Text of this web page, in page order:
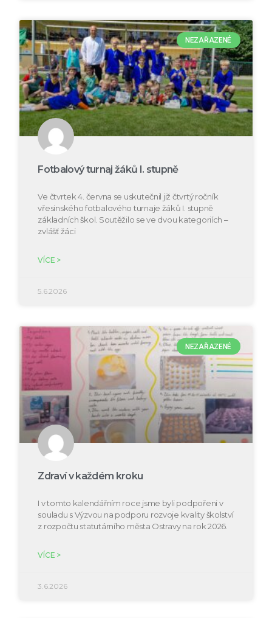
NEZAŘAZENÉ
Fotbalový turnaj žáků I. stupně
Ve čtvrtek 4. června se uskutečnil již čtvrtý ročník
vřesinského fotbalového turnaje žáků I. stupně
základních škol. Soutěžilo se ve dvou kategoriích –
zvlášť žáci
VÍCE >
5.6.2026
NEZAŘAZENÉ
Zdraví v každém kroku
I v tomto kalendářním roce jsme byli podpořeni v
souladu s Výzvou na podporu rozvoje kvality školství
z rozpočtu statutárního města Ostravy na rok 2026.
VÍCE >
3.6.2026